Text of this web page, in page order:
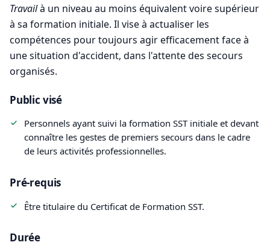
Travailà un niveau au moins équivalent voire supérieur
à sa formation initiale. Il vise à actualiser les
compétences pour toujours agir efficacement face à
une situation d'accident, dans l'attente des secours
organisés.
Public visé
Personnels ayant suivi la formation SST initiale et devant
connaître les gestes de premiers secours dans le cadre
de leurs activités professionnelles.
Pré-requis
Être titulaire du Certificat de Formation SST.
Durée